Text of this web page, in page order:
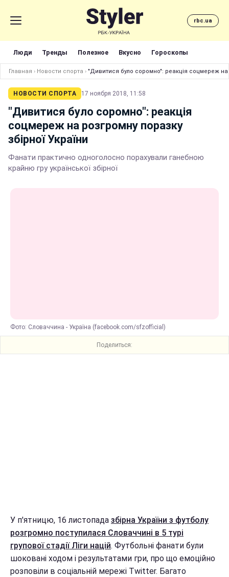
rbc.ua
Люди Тренды Полезное Вкусно Гороскопы
Главная › Новости спорта › "Дивитися було соромно": реакція соцмереж на
НОВОСТИ СПОРТА 17 ноября 2018, 11:58
"Дивитися було соромно": реакція
соцмереж на розгромну поразку
збірної України
Фанати практично одноголосно порахували ганебною
крайню гру української збірної
Фото: Словаччина - Україна (facebook.com/sfzofficial)
Поделиться:
У п'ятницю, 16 листопада збірна України з футболу
розгромно поступилася Словаччині в 5 турі
групової стадії Ліги націй. Футбольні фанати були
шоковані ходом і результатами гри, про що емоційно
розповіли в соціальній мережі Twitter. Багато